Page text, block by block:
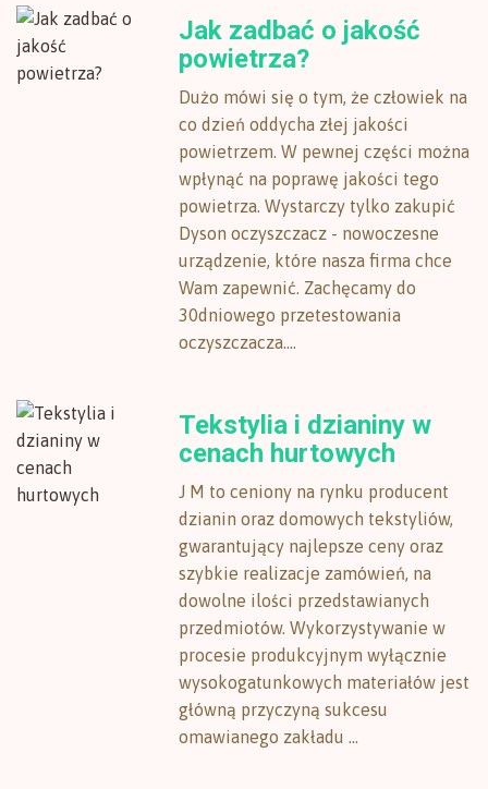
Jak zadbać o jakość
powietrza?
Dużo mówi się o tym, że człowiek na
co dzień oddycha złej jakości
powietrzem. W pewnej części można
wpłynąć na poprawę jakości tego
powietrza. Wystarczy tylko zakupić
Dyson oczyszczacz - nowoczesne
urządzenie, które nasza firma chce
Wam zapewnić. Zachęcamy do
30dniowego przetestowania
oczyszczacza....
Tekstylia i dzianiny w
cenach hurtowych
J M to ceniony na rynku producent
dzianin oraz domowych tekstyliów,
gwarantujący najlepsze ceny oraz
szybkie realizacje zamówień, na
dowolne ilości przedstawianych
przedmiotów. Wykorzystywanie w
procesie produkcyjnym wyłącznie
wysokogatunkowych materiałów jest
główną przyczyną sukcesu
omawianego zakładu ...